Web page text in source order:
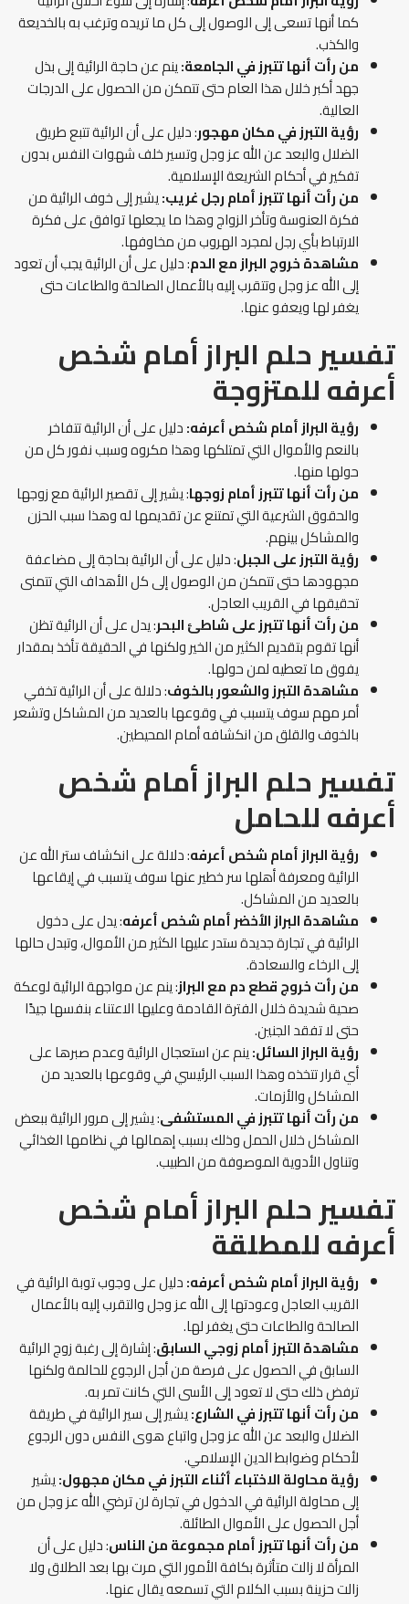
كما أنها تسعى إلى الوصول إلى كل ما تريده وترغب به بالخديعة
والكذب.
من رأت أنها تتبرز في الجامعة:ينم عن حاجة الرائية إلى بذل
جهد أكبر خلال هذا العام حتى تتمكن من الحصول على الدرجات
العالية.
رؤية التبرز في مكان مهجور: دليل على أن الرائية تتبع طريق
الضلال والبعد عن الله عز وجل وتسير خلف شهوات النفس بدون
تفكير في أحكام الشريعة الإسلامية.
من رأت أنها تتبرز أمام رجل غريب:يشير إلى خوف الرائية من
فكرة العنوسة وتأخر الزواج وهذا ما يجعلها توافق على فكرة
الارتباط بأي رجل لمجرد الهروب من مخاوفها.
مشاهدة خروج البراز مع الدم: دليل على أن الرائية يجب أن تعود
إلى الله عز وجل وتتقرب إليه بالأعمال الصالحة والطاعات حتى
يغفر لها ويعفو عنها.
تفسير حلم البراز أمام شخص
أعرفه للمتزوجة
رؤية البراز أمام شخص أعرفه:دليل على أن الرائية تتفاخر
بالنعم والأموال التي تمتلكها وهذا مكروه وسبب نفور كل من
حولها منها.
من رأت أنها تتبرز أمام زوجها: يشير إلى تقصير الرائية مع زوجها
والحقوق الشرعية التي تمتنع عن تقديمها له وهذا سبب الحزن
والمشاكل بينهم.
رؤية التبرز على الجبل: دليل على أن الرائية بحاجة إلى مضاعفة
مجهودها حتى تتمكن من الوصول إلى كل الأهداف التي تتمنى
تحقيقها في القريب العاجل.
من رأت أنها تتبرز على شاطئ البحر: يدل على أن الرائية تظن
أنها تقوم بتقديم الكثير من الخير ولكنها في الحقيقة تأخذ بمقدار
يفوق ما تعطيه لمن حولها.
مشاهدة التبرز والشعور بالخوف: دلالة على أن الرائية تخفي
أمر مهم سوف يتسبب في وقوعها بالعديد من المشاكل وتشعر
بالخوف والقلق من انكشافه أمام المحيطين.
تفسير حلم البراز أمام شخص
أعرفه للحامل
رؤية البراز أمام شخص أعرفه: دلالة على انكشاف ستر الله عن
الرائية ومعرفة أهلها سر خطير عنها سوف يتسبب في إيقاعها
بالعديد من المشاكل.
مشاهدة البراز الأخضر أمام شخص أعرفه: يدل على دخول
الرائية في تجارة جديدة ستدر عليها الكثير من الأموال، وتبدل حالها
إلى الرخاء والسعادة.
من رأت خروج قطع دم مع البراز: ينم عن مواجهة الرائية لوعكة
صحية شديدة خلال الفترة القادمة وعليها الاعتناء بنفسها جيدًا
حتى لا تفقد الجنين.
رؤية البراز السائل:ينم عن استعجال الرائية وعدم صبرها على
أي قرار تتخذه وهذا السبب الرئيسي في وقوعها بالعديد من
المشاكل والأزمات.
من رأت أنها تتبرز في المستشفى: يشير إلى مرور الرائية ببعض
المشاكل خلال الحمل وذلك بسبب إهمالها في نظامها الغذائي
وتناول الأدوية الموصوفة من الطبيب.
تفسير حلم البراز أمام شخص
أعرفه للمطلقة
رؤية البراز أمام شخص أعرفه:دليل على وجوب توبة الرائية في
القريب العاجل وعودتها إلى الله عز وجل والتقرب إليه بالأعمال
الصالحة والطاعات حتى يغفر لها.
مشاهدة التبرز أمام زوجي السابق: إشارة إلى رغبة زوج الرائية
السابق في الحصول على فرصة من أجل الرجوع للحالمة ولكنها
ترفض ذلك حتى لا تعود إلى الأسى التي كانت تمر به.
من رأت أنها تتبرز في الشارع:يشير إلى سير الرائية في طريقة
الضلال والبعد عن الله عز وجل واتباع هوى النفس دون الرجوع
لأحكام وضوابط الدين الإسلامي.
رؤية محاولة الاختباء أثناء التبرز في مكان مجهول:يشير
إلى محاولة الرائية في الدخول في تجارة لن ترضي الله عز وجل من
أجل الحصول على الأموال الطائلة.
من رأت أنها تتبرز أمام مجموعة من الناس: دليل على أن
المرأة لا زالت متأثرة بكافة الأمور التي مرت بها بعد الطلاق ولا
زالت حزينة بسبب الكلام التي تسمعه يقال عنها.